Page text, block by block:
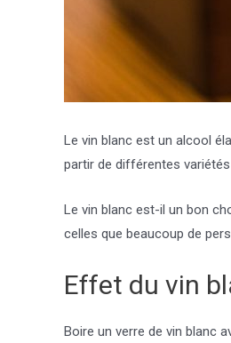
Le vin blanc est un alcool
partir de différentes
Le vin blanc est-il un bon
celles que beaucoup de
Effet du vin
Boire un verre de vin blanc